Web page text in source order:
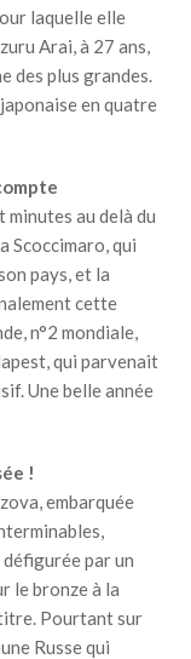
laquelle elle
Arai, à 27 ans,
des plus grandes.
en quatre
au delà du
Scoccimaro, qui
pays, et la
cette
n°2 mondiale,
qui parvenait
Une belle année
!
embarquée
par un
le bronze à la
Pourtant sur
Russe qui